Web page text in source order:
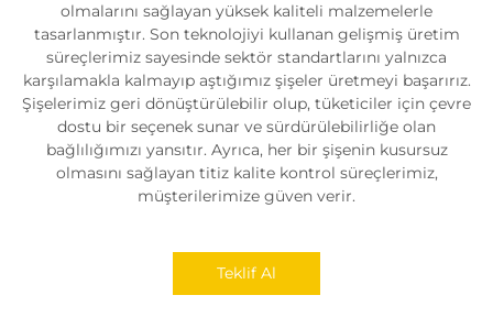
olmalarını sağlayan yüksek kaliteli malzemelerle
tasarlanmıştır. Son teknolojiyi kullanan gelişmiş üretim
süreçlerimiz sayesinde sektör standartlarını yalnızca
karşılamakla kalmayıp aştığımız şişeler üretmeyi başarırız.
Şişelerimiz geri dönüştürülebilir olup, tüketiciler için çevre
dostu bir seçenek sunar ve sürdürülebilirliğe olan
bağlılığımızı yansıtır. Ayrıca, her bir şişenin kusursuz
olmasını sağlayan titiz kalite kontrol süreçlerimiz,
müşterilerimize güven verir.
Teklif Al